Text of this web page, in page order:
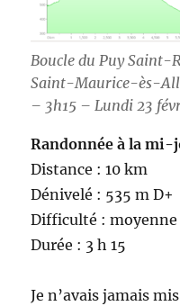
Boucle du Puy Saint-
Saint-Maurice-ès-
– 3h15 – Lundi 23
Randonnée à la mi-
Distance : 10 km
Dénivelé : 535 m D+
Difficulté : moyenne
Durée : 3 h 15
Je n’avais jamais